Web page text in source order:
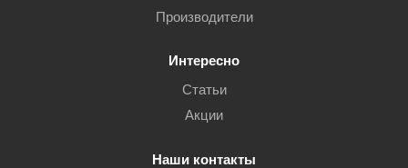
Производители
Интересно
Статьи
Акции
Наши контакты